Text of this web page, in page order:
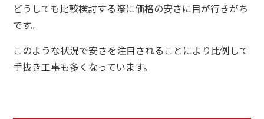
どうしても比較検討する際に価格の安さに目が行きがち
です。
このような状況で安さを注目されることにより比例して
手抜き工事も多くなっています。